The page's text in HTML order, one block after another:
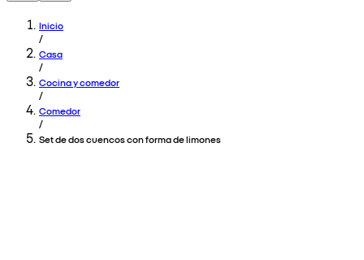
Inicio
/
Casa
/
Cocina y comedor
/
Comedor
/
Set de dos cuencos con forma de limones